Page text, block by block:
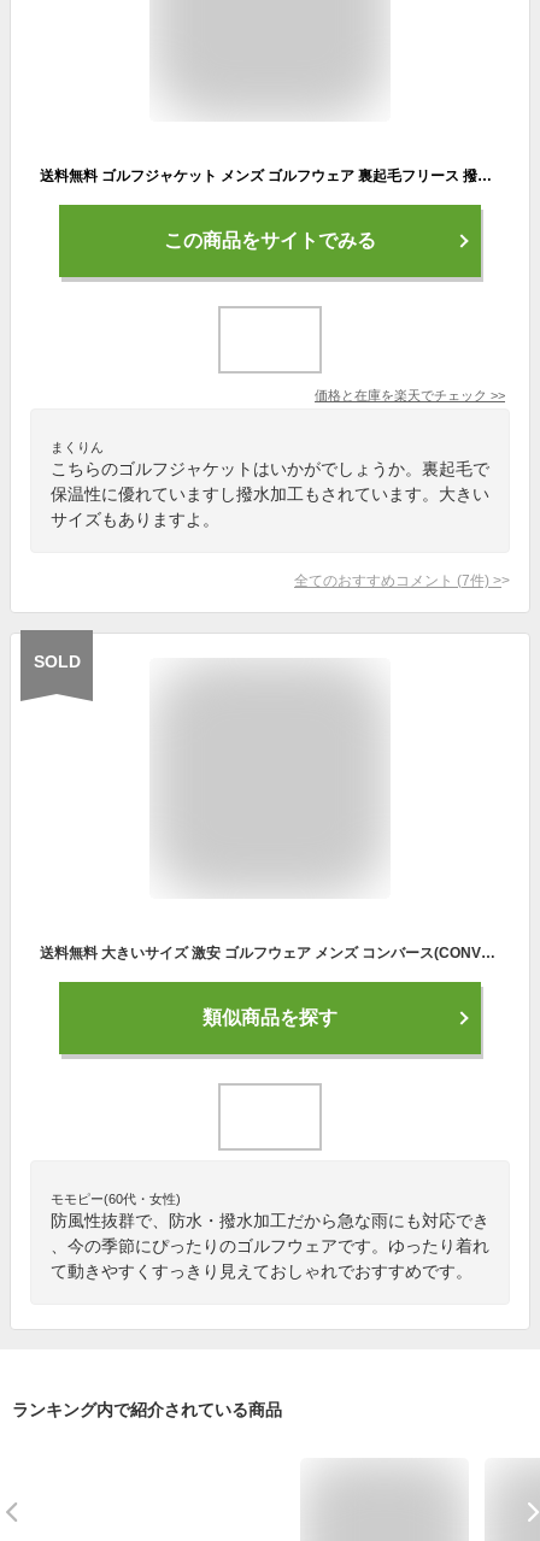
送料無料 ゴルフジャケット メンズ ゴルフウェア 裏起毛フリース 撥水加工 アウター ブルゾン スタンドネック フルジップアップ カモフラ 迷彩 総柄 スポーツウェア 暖かい 防寒 秋冬 新作 おしゃれ MC
この商品をサイトでみる
価格と在庫を楽天でチェック >>
まくりん
こちらのゴルフジャケットはいかがでしょうか。裏起毛で
保温性に優れていますし撥水加工もされています。大きい
サイズもありますよ。
全てのおすすめコメント (7件) >
SOLD
送料無料 大きいサイズ 激安 ゴルフウェア メンズ コンバース(CONVERSE) ブルゾン 裏メッシュ 撥水加工 ロゴ プリント インフード スタンド ジャケット スポーツ 防水 アウター ジャケット ジャージ ブランド ウインドブレーカー ストリート系 ワークマン プラス
類似商品を探す
モモピー(60代・女性)
防風性抜群で、防水・撥水加工だから急な雨にも対応でき
、今の季節にぴったりのゴルフウェアです。ゆったり着れ
て動きやすくすっきり見えておしゃれでおすすめです。
ランキング内で紹介されている商品